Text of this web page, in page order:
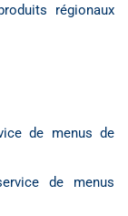
régionaux
de menus de
de menus